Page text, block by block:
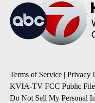
Terms of Service | Privacy
KVIA-TV FCC Public File
Do Not Sell My Personal